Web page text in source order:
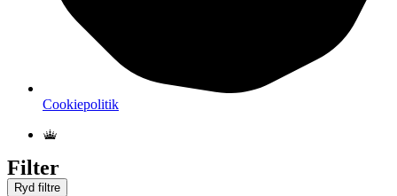
Cookiepolitik
Filter
Ryd filtre